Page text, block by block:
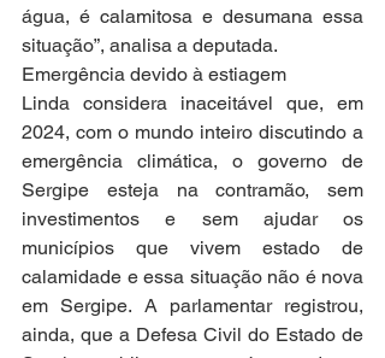
água, é calamitosa e desumana essa
situação”, analisa a deputada.
Emergência devido à estiagem
Linda considera inaceitável que, em
2024, com o mundo inteiro discutindo a
emergência climática, o governo de
Sergipe esteja na contramão, sem
investimentos e sem ajudar os
municípios que vivem estado de
calamidade e essa situação não é nova
em Sergipe. A parlamentar registrou,
ainda, que a Defesa Civil do Estado de